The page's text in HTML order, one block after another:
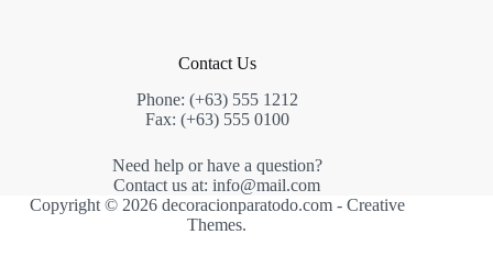
Contact Us
Phone: (+63) 555 1212
Fax: (+63) 555 0100
Need help or have a question?
Contact us at: info@mail.com
Copyright © 2026 decoracionparatodo.com - Creative
Themes.